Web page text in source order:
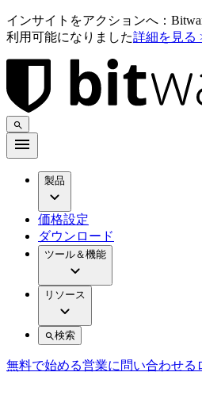
インサイトをアクションへ：
利用可能になりました詳細を見る
製品
価格設定
ダウンロード
ツール＆機能
リソース
検索
無料で始める営業に問い合わせる